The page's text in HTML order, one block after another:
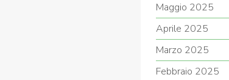
Maggio 2025
Aprile 2025
Marzo 2025
Febbraio 2025